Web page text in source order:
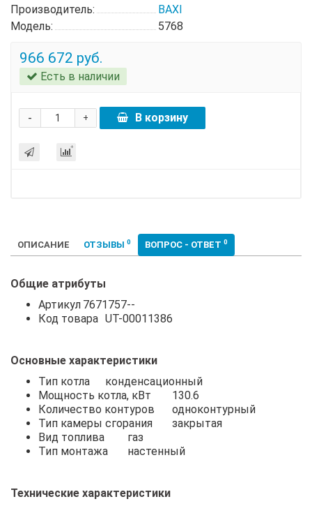
Производитель:
BAXI
Модель:
5768
966 672 руб.
Есть в наличии
+
- В корзину
ОПИСАНИЕ ОТЗЫВЫ 0 ВОПРОС - ОТВЕТ 0
Общие атрибуты
Артикул 7671757--
Код товара UT-00011386
Основные характеристики
Тип котла
конденсационный
Мощность котла, кВт
130.6
Количество контуров
одноконтурный
Тип камеры сгорания
закрытая
Вид топлива
газ
Тип монтажа
настенный
Технические характеристики